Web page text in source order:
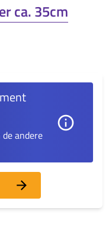
ca. 35cm
andere